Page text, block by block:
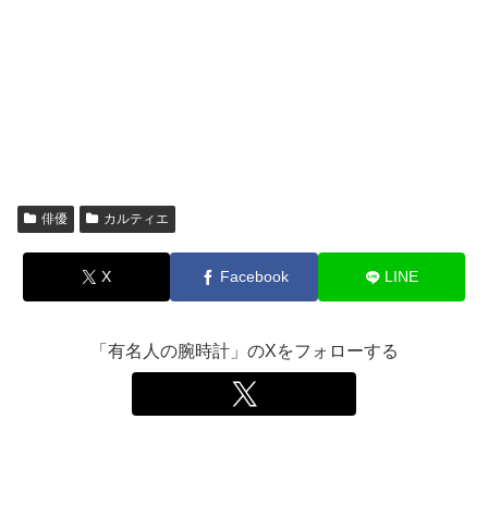
俳優 カルティエ
X Facebook LINE
「有名人の腕時計」のXをフォローする